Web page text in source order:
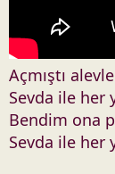
Açmıştı
Sevda ile
Bendim ona
Sevda ile